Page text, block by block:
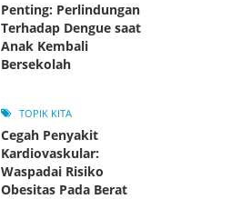
Penting: Perlindungan
Terhadap Dengue saat
Anak Kembali
Bersekolah
TOPIK KITA
Cegah Penyakit
Kardiovaskular:
Waspadai Risiko
Obesitas Pada Berat